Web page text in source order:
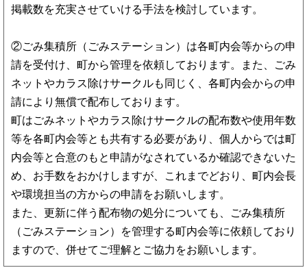
掲載数を充実させていける手法を検討しています。
②ごみ集積所（ごみステーション）は各町内会等からの申
請を受付け、町から管理を依頼しております。また、ごみ
ネットやカラス除けサークルも同じく、各町内会からの申
請により無償で配布しております。
町はごみネットやカラス除けサークルの配布数や使用年数
等を各町内会等とも共有する必要があり、個人からでは町
内会等と合意のもと申請がなされているか確認できないた
め、お手数をおかけしますが、これまでどおり、町内会長
や環境担当の方からの申請をお願いします。
また、更新に伴う配布物の処分についても、ごみ集積所
（ごみステーション）を管理する町内会等に依頼しており
ますので、併せてご理解とご協力をお願いします。